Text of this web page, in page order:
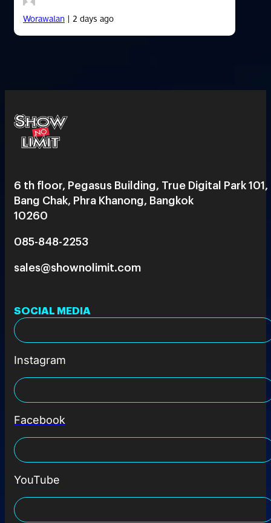
Worawalan| 2 days ago
6 th floor, Pegasus Building, True Digital Park 101,
Bang Chak, Phra Khanong, Bangkok
10260
085-848-2253
sales@shownolimit.com
SOCIAL MEDIA
Instagram
Facebook
YouTube